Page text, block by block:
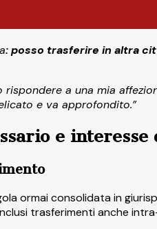
: posso trasferire in altra
rispondere a una mia
e va approfondito.”
e
ormai consolidata in
trasferimenti anche